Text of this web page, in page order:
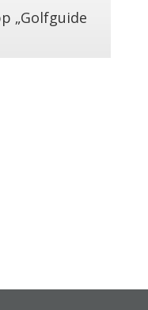
„Golfguide